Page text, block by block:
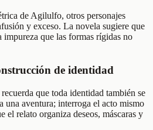
de Agilulfo, otros personajes
y exceso. La novela sugiere que
que las formas rígidas no
de identidad
que toda identidad también se
una aventura; interroga el acto mismo
el relato organiza deseos, máscaras y